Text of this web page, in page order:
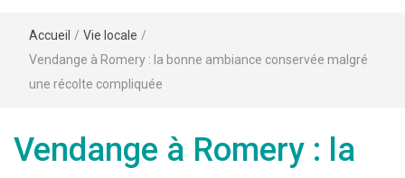
Accueil / Vie locale /
Vendange à Romery : la bonne ambiance conservée malgré
une récolte compliquée
Vendange à Romery : la